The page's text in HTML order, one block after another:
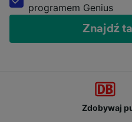
programem Genius
Znajdź
Zdobywaj